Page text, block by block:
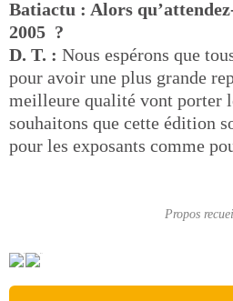
Batiactu : Alors
2005 ?
D. T. : Nous espérons que
pour avoir une plus grande
meilleure qualité vont porter
souhaitons que cette édition
pour les exposants comme
Propos